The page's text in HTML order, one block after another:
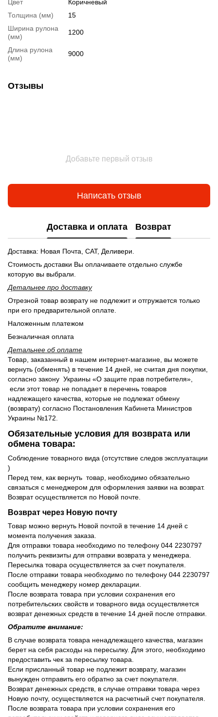
Цвет
Коричневый
Толщина (мм)
15
Ширина рулона
(мм)
1200
Длина рулона
(мм)
9000
Отзывы
Добавьте первый отзыв
Написать отзыв
Доставка и оплата Возврат
Доставка: Новая Почта, САТ, Деливери.
Стоимость доставки Вы оплачиваете отдельно службе
которую вы выбрали.
Детальнее про доставку
Отрезной товар возврату не подлежит и отгружается только
при его предварительной оплате.
Наложенным платежом
Безналичная оплата
Детальнее об оплате
Товар, заказанный в нашем интернет-магазине, вы можете
вернуть (обменять) в течение 14 дней, не считая дня покупки,
согласно закону Украины «О защите прав потребителя»,
если этот товар не попадает в перечень товаров
надлежащего качества, которые не подлежат обмену
(возврату) согласно Постановления Кабинета Министров
Украины №172.
Обязательные условия для возврата или
обмена товара:
Соблюдение товарного вида (отсутствие следов эксплуатации
)
Перед тем, как вернуть товар, необходимо обязательно
связаться с менеджером для оформления заявки на возврат.
Возврат осуществляется по Новой почте.
Возврат через Новую почту
Товар можно вернуть Новой почтой в течение 14 дней с
момента получения заказа.
Для отправки товара необходимо по телефону 044 2230797
получить реквизиты для отправки возврата у менеджера.
Пересылка товара осуществляется за счет покупателя.
После отправки товара необходимо по телефону 044 2230797
сообщить менеджеру номер декларации.
После возврата товара при условии сохранения его
потребительских свойств и товарного вида осуществляется
возврат денежных средств в течение 14 дней после отправки.
Обратите внимание:
В случае возврата товара ненадлежащего качества, магазин
берет на себя расходы на пересылку. Для этого, необходимо
предоставить чек за пересылку товара.
Если присланный товар не подлежит возврату, магазин
вынужден отправить его обратно за счет покупателя.
Возврат денежных средств, в случае отправки товара через
Новую почту, осуществляется на расчетный счет покупателя.
После возврата товара при условии сохранения его